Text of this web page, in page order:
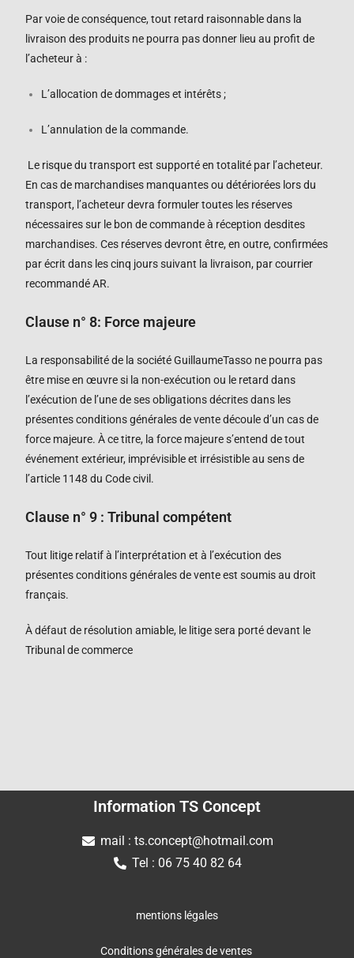
Par voie de conséquence, tout retard raisonnable dans la
livraison des produits ne pourra pas donner lieu au profit de
l’acheteur à :
L’allocation de dommages et intérêts ;
L’annulation de la commande.
Le risque du transport est supporté en totalité par l’acheteur.
En cas de marchandises manquantes ou détériorées lors du
transport, l’acheteur devra formuler toutes les réserves
nécessaires sur le bon de commande à réception desdites
marchandises. Ces réserves devront être, en outre, confirmées
par écrit dans les cinq jours suivant la livraison, par courrier
recommandé AR.
Clause n° 8: Force majeure
La responsabilité de la sociétéGuillaumeTasso ne pourra pas
être mise en œuvre si la non-exécution ou le retard dans
l’exécution de l’une de ses obligations décrites dans les
présentes conditions générales de vente découle d’un cas de
force majeure. À ce titre, la force majeure s’entend de tout
événement extérieur, imprévisible et irrésistible au sens de
l’article 1148 du Code civil.
Clause n°9 : Tribunal compétent
Tout litige relatif à l’interprétation et à l’exécution des
présentes conditions générales de vente est soumis au droit
français.
À défaut de résolution amiable, le litige sera porté devant le
Tribunal de commerce
Information TS Concept
mail : ts.concept@hotmail.com
Tel : 06 75 40 82 64
mentions légales
Conditions générales de ventes